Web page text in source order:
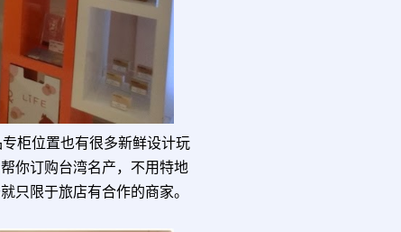
柜位置也有很多新鲜设计玩
你订购台湾名产，不用特地
只限于旅店有合作的商家。